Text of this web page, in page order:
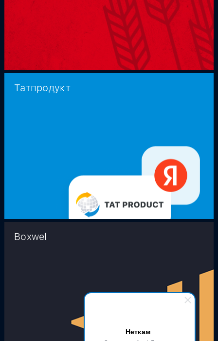
Неткам
Татпродукт
Boxwel